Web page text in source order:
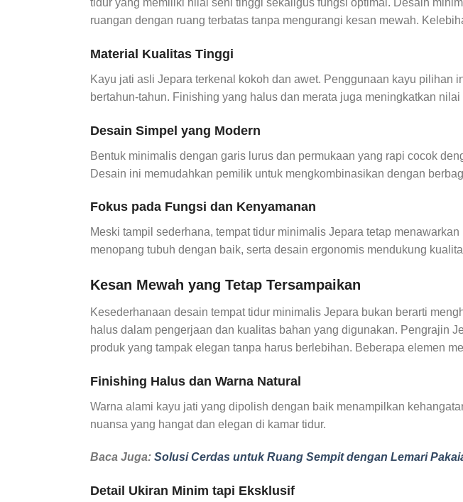
tidur yang memiliki nilai seni tinggi sekaligus fungsi optimal. Desain
ruangan dengan ruang terbatas tanpa mengurangi kesan mewah.
Material Kualitas Tinggi
Kayu jati asli Jepara terkenal kokoh dan awet. Penggunaan kayu pilihan
bertahun-tahun. Finishing yang halus dan merata juga meningkatkan nilai
Desain Simpel yang Modern
Bentuk minimalis dengan garis lurus dan permukaan yang rapi cocok
Desain ini memudahkan pemilik untuk mengkombinasikan dengan
Fokus pada Fungsi dan Kenyamanan
Meski tampil sederhana, tempat tidur minimalis Jepara tetap
menopang tubuh dengan baik, serta desain ergonomis mendukung
Kesan Mewah yang Tetap Tersampaikan
Kesederhanaan desain tempat tidur minimalis Jepara bukan berarti
halus dalam pengerjaan dan kualitas bahan yang digunakan. Pengrajin
produk yang tampak elegan tanpa harus berlebihan. Beberapa elemen
Finishing Halus dan Warna Natural
Warna alami kayu jati yang dipolish dengan baik menampilkan
nuansa yang hangat dan elegan di kamar tidur.
Baca Juga: Solusi Cerdas untuk Ruang Sempit dengan Lemari
Detail Ukiran Minim tapi Eksklusif